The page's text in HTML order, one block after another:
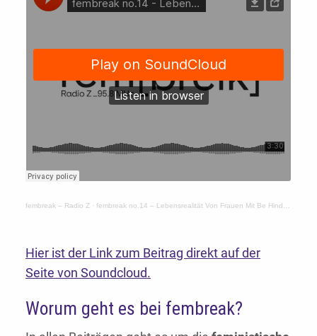
fembreak – Radio Z · fembreak no.14 – Lebensrealität Von Frauen Mit Be Hinderung – Netzwerkfrauen Bayern
Hier ist der Link zum Beitrag direkt auf der
Seite von Soundcloud.
Worum geht es bei fembreak?